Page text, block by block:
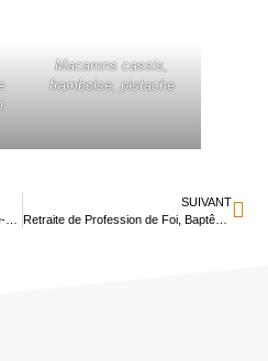
Macarons cassis,
framboise, pistache
Retraite de confirmation à Paray-Le-Monial
SUIVANT
Retraite de Profession de Foi, Baptême et Première Communion à Rocamadour